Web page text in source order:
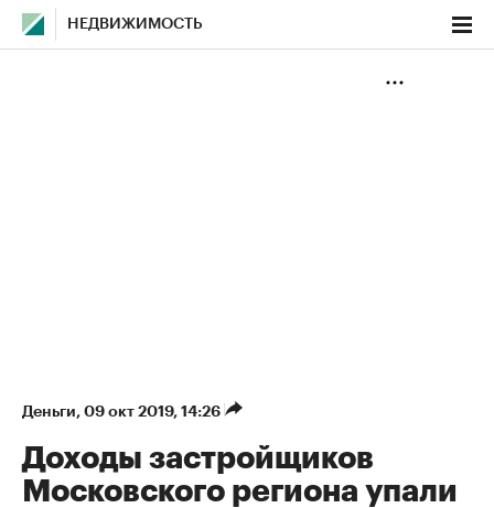
НЕДВИЖИМОСТЬ
Деньги⁠, 09 окт 2019, 14:26
Доходы застройщиков
Московского региона упали